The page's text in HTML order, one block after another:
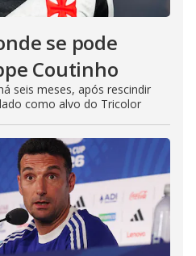
se pode
Coutinho
seis meses, após rescindir
como alvo do Tricolor